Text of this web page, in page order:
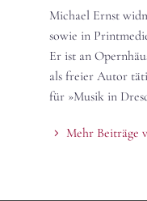
Michael Ernst
sowie in
Er ist an
als freier Autor
für »Musik in
Mehr Beiträge